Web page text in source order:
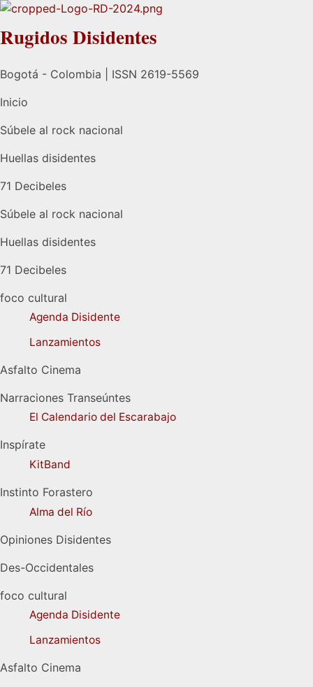
Rugidos Disidentes
Bogotá - Colombia | ISSN 2619-5569
Inicio
Súbele al rock nacional
Huellas disidentes
71 Decibeles
Súbele al rock nacional
Huellas disidentes
71 Decibeles
foco cultural
Agenda Disidente
Lanzamientos
Asfalto Cinema
Narraciones Transeúntes
El Calendario del Escarabajo
Inspírate
KitBand
Instinto Forastero
Alma del Río
Opiniones Disidentes
Des-Occidentales
foco cultural
Agenda Disidente
Lanzamientos
Asfalto Cinema